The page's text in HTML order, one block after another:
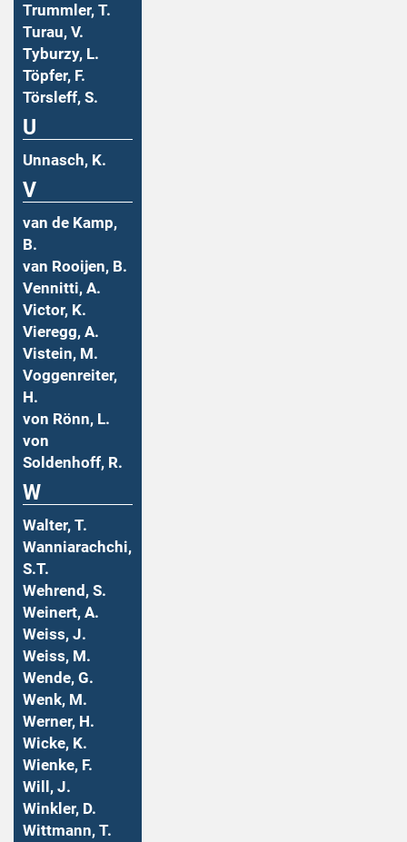
Trummler, T.
Turau, V.
Tyburzy, L.
Töpfer, F.
Törsleff, S.
U
Unnasch, K.
V
van de Kamp,
B.
van Rooijen, B.
Vennitti, A.
Victor, K.
Vieregg, A.
Vistein, M.
Voggenreiter,
H.
von Rönn, L.
von
Soldenhoff, R.
W
Walter, T.
Wanniarachchi,
S.T.
Wehrend, S.
Weinert, A.
Weiss, J.
Weiss, M.
Wende, G.
Wenk, M.
Werner, H.
Wicke, K.
Wienke, F.
Will, J.
Winkler, D.
Wittmann, T.